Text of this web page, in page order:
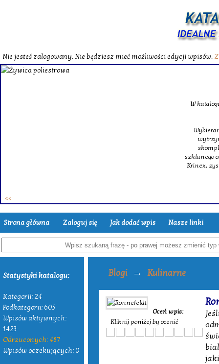
Nie jesteś zalogowany. Nie będziesz mieć możliwości edycji wpisów.
W
szklanego
Krinex,
Strona główna Zaloguj się Jak dodać wpis Nasze linki
Statystyki katalogu:
Kategorii: 24
Podkategorii: 605
Wpisów aktywnych:
1423
Odrzuconych: 487
Wpisów oczekujących: 0
Blogi → Kulinarne
Oceń wpis:
Kliknij poniżej by ocenić